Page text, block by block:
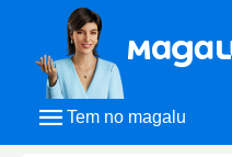
Tem no magalu